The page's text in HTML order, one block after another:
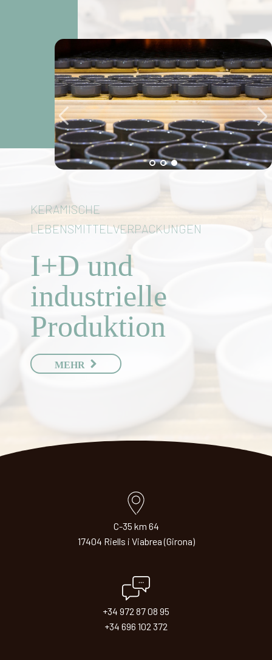
KERAMISCHE
LEBENSMITTELVERPACKUNGEN
I+D und
industrielle
Produktion
MEHR
C-35 km 64
17404 Riells i Viabrea (Girona)
+34 972 87 08 95
+34 696 102 372